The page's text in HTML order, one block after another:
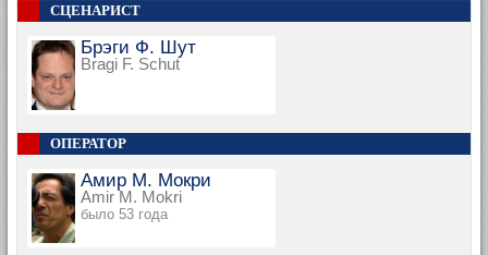
СЦЕНАРИСТ
Брэги Ф. Шут
Bragi F. Schut
ОПЕРАТОР
Амир М. Мокри
Amir M. Mokri
было 53 года